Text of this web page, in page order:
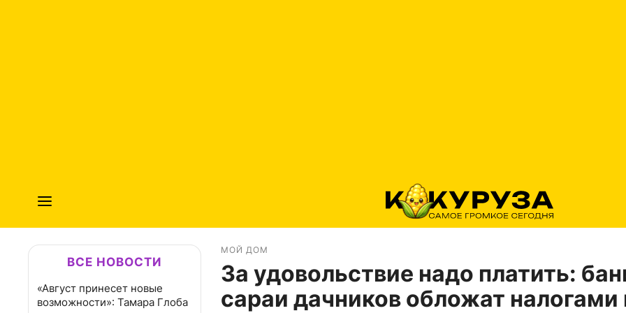
ВСЕ НОВОСТИ
«Август принесет новые
возможности»: Тамара Глоба
МОЙ ДОМ
За удовольствие надо платить:
сараи дачников обложат налогами